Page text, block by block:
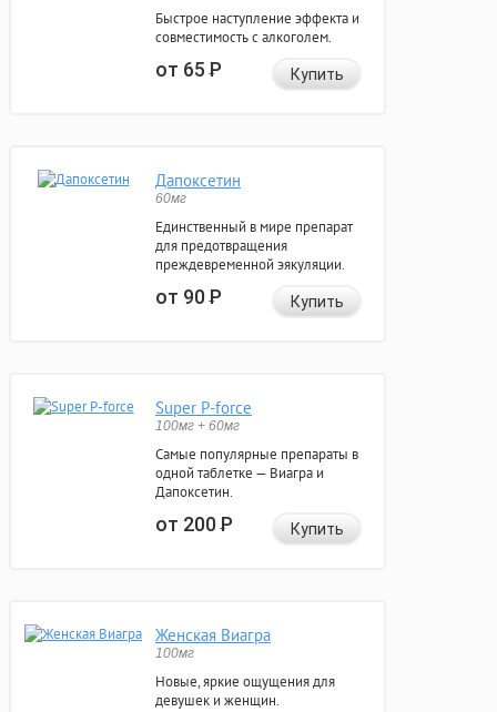
Быстрое наступление эффекта и
совместимость с алкоголем.
от 65Р Купить
Дапоксетин
60мг
Единственный в мире препарат
для предотвращения
преждевременной эякуляции.
от 90Р Купить
Super P-force
100мг + 60мг
Самые популярные препараты в
одной таблетке — Виагра и
Дапоксетин.
от 200Р Купить
Женская Виагра
100мг
Новые, яркие ощущения для
девушек и женщин.